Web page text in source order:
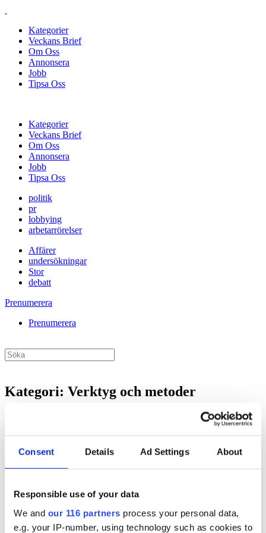
Consent Details Ad Settings About
Responsible use of your data
We and our 116 partners process your personal data,
e.g. your IP-number, using technology such as cookies to
Kategorier
Veckans Brief
Om Oss
Annonsera
Jobb
Tipsa Oss
Kategorier
Veckans Brief
Om Oss
Annonsera
Jobb
Tipsa Oss
politik
pr
lobbying
arbetarrörelser
Affärer
undersökningar
Stor
debatt
Prenumerera
Prenumerera
Kategori: Verktyg och metoder
Utvalda kategorier